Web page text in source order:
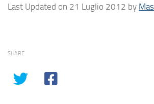
Last Updated on 21 Luglio 2012 by
SHARE